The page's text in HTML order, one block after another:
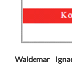
Waldemar